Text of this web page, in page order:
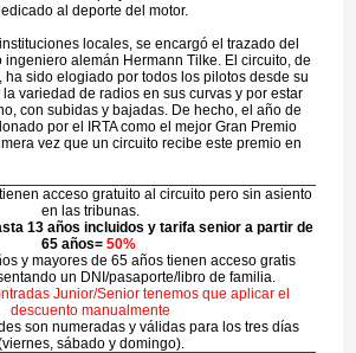
al deporte del motor.
locales, se encargó el trazado del
alemán Hermann Tilke. El circuito, de
ha sido elogiado por todos los pilotos desde su
variedad de radios en sus curvas y por estar
con subidas y bajadas. De hecho, el año de
por el IRTA como el mejor Gran Premio
vez que un circuito recibe este premio en
acceso gratuito al circuito pero sin asiento
en las tribunas.
13 años incluidos y tarifa senior a partir de
65 años=50%
y mayores de 65 años tienen acceso gratis
un DNI/pasaporte/libro de familia.
Junior/Senior tenemos que aplicar el
descuento manualmente
son numeradas y válidas para los tres días
sábado y domingo).